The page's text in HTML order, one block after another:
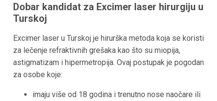
Dobar kandidat za Excimer laser hirurgiju u
Turskoj
Excimer laser u Turskoj je hirurška metoda koja se koristi
za lečenje refraktivnih grešaka kao što su miopija,
astigmatizam i hipermetropija. Ovaj postupak je pogodan
za osobe koje:
imaju više od 18 godina i trenutno nose naočare ili